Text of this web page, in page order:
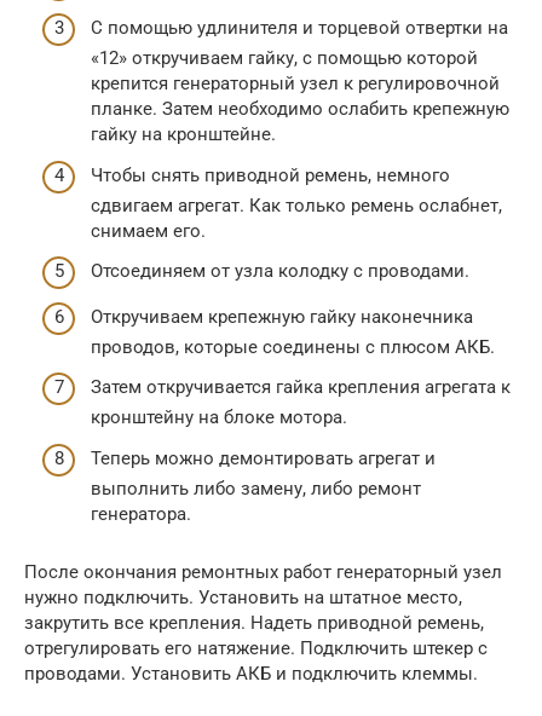
С помощью удлинителя и торцевой отвертки на
«12» откручиваем гайку, с помощью которой
крепится генераторный узел к регулировочной
планке. Затем необходимо ослабить крепежную
гайку на кронштейне.
Чтобы снять приводной ремень, немного
сдвигаем агрегат. Как только ремень ослабнет,
снимаем его.
Отсоединяем от узла колодку с проводами.
Откручиваем крепежную гайку наконечника
проводов, которые соединены с плюсом АКБ.
Затем откручивается гайка крепления агрегата к
кронштейну на блоке мотора.
Теперь можно демонтировать агрегат и
выполнить либо замену, либо ремонт
генератора.
После окончания ремонтных работ генераторный узел
нужно подключить. Установить на штатное место,
закрутить все крепления. Надеть приводной ремень,
отрегулировать его натяжение. Подключить штекер с
проводами. Установить АКБ и подключить клеммы.